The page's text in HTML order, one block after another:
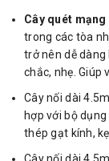
Cây quét
trong các tòa
trở nên dễ
chắc, nhẹ. Giúp
Cây nối dài
hợp với bộ
thép gạt kính,